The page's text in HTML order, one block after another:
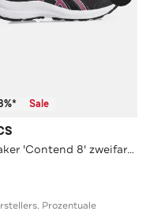
Sale
Sneaker 'Contend 8' zweifarbig
Prozentuale